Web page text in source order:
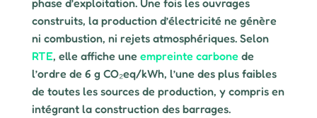
phase d’exploitation. Une fois les ouvrages
construits, la production d’électricité ne génère
ni combustion, ni rejets atmosphériques. Selon
RTE, elle affiche une empreinte carbone de
l’ordre de 6 g CO₂eq/kWh, l’une des plus faibles
de toutes les sources de production, y compris en
intégrant la construction des barrages.